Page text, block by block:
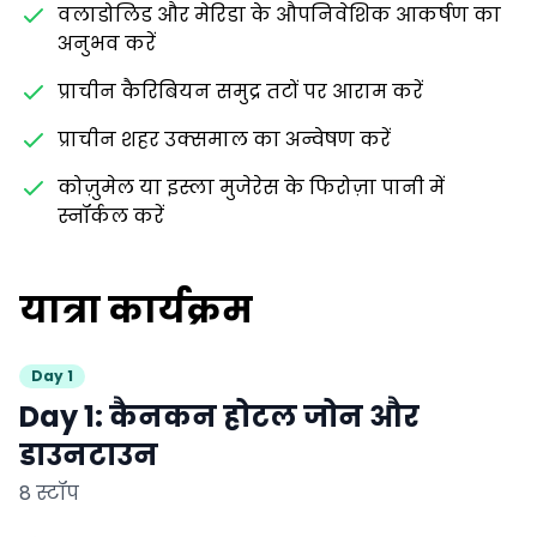
वलाडोलिड और मेरिडा के औपनिवेशिक आकर्षण का
अनुभव करें
प्राचीन कैरिबियन समुद्र तटों पर आराम करें
प्राचीन शहर उक्समाल का अन्वेषण करें
कोज़ुमेल या इस्ला मुजेरेस के फिरोज़ा पानी में
स्नॉर्कल करें
यात्रा कार्यक्रम
Day 1
Day 1: कैनकन होटल जोन और
डाउनटाउन
8 स्टॉप